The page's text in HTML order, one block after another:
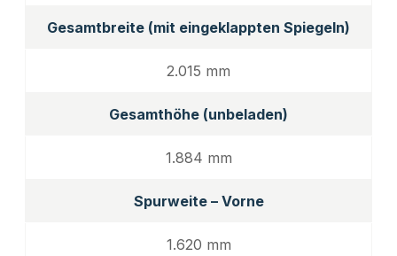
Gesamtbreite (mit eingeklappten Spiegeln)
2.015 mm
Gesamthöhe (unbeladen)
1.884 mm
Spurweite – Vorne
1.620 mm